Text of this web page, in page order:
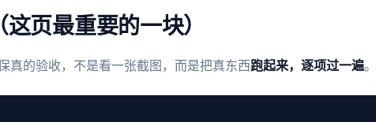
页最重要的一块）
真的验收，不是看一张截图，而是把真东西跑起来，逐项过一遍。